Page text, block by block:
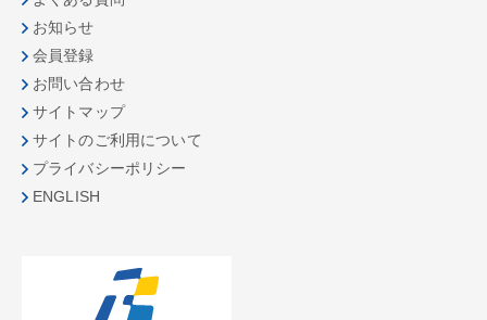
お知らせ
会員登録
お問い合わせ
サイトマップ
サイトのご利用について
プライバシーポリシー
ENGLISH